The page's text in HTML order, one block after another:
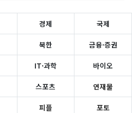
경제 국제
북한 금융·증권
IT·과학 바이오
스포츠 연재물
피플 포토